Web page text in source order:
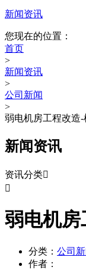
新闻资讯
您现在的位置：
首页
>
新闻资讯
>
公司新闻
>
弱电机房工程改造
新闻资讯
资讯分类

弱电机
分类： 公司新
作者：